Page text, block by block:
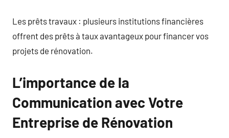
Les prêts travaux : plusieurs institutions financières
offrent des prêts à taux avantageux pour financer vos
projets de rénovation.
L’importance de la
Communication avec Votre
Entreprise de Rénovation